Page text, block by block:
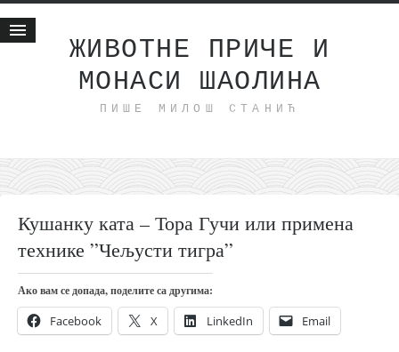
ЖИВОТНЕ ПРИЧЕ И
МОНАСИ ШАОЛИНА
ПИШЕ МИЛОШ СТАНИЋ
Животне приче
интернет пословање
исхраном до здравља
мој хаику
моменти и места
бонус садржај
светлопис
Кушанку ката – Тора Гучи или примена
технике ”Чељусти тигра”
Ако вам се допада, поделите са другима:
Facebook X LinkedIn Email